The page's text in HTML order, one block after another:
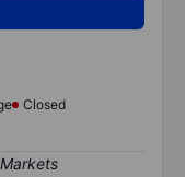
Closed